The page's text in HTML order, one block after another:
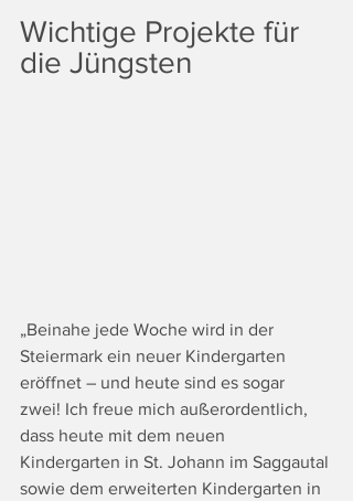
Wichtige Projekte für
die Jüngsten
„Beinahe jede Woche wird in der
Steiermark ein neuer Kindergarten
eröffnet – und heute sind es sogar
zwei! Ich freue mich außerordentlich,
dass heute mit dem neuen
Kindergarten in St. Johann im Saggautal
sowie dem erweiterten Kindergarten in